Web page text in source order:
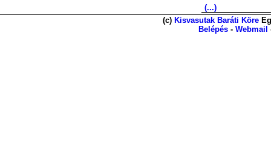
(...)
(c) Kisvasutak Baráti Köre
Belépés - Webmail